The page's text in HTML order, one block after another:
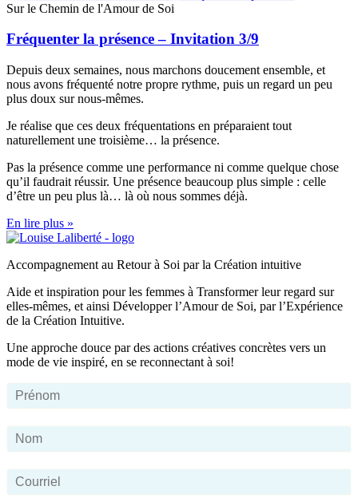
Sur le Chemin de l'Amour de Soi
Fréquenter la présence – Invitation 3/9
Depuis deux semaines, nous marchons doucement ensemble, et
nous avons fréquenté notre propre rythme, puis un regard un peu
plus doux sur nous-mêmes.
Je réalise que ces deux fréquentations en préparaient tout
naturellement une troisième… la présence.
Pas la présence comme une performance ni comme quelque chose
qu’il faudrait réussir. Une présence beaucoup plus simple : celle
d’être un peu plus là… là où nous sommes déjà.
En lire plus »
Accompagnement au Retour à Soi par la Création intuitive
Aide et inspiration pour les femmes à Transformer leur regard sur
elles-mêmes, et ainsi Développer l’Amour de Soi, par l’Expérience
de la Création Intuitive.
Une approche douce par des actions créatives concrètes vers un
mode de vie inspiré, en se reconnectant à soi!